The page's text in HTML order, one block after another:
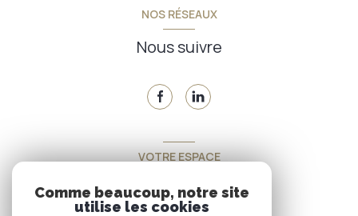
NOS RÉSEAUX
Nous suivre
VOTRE ESPACE
Espace propriétaire
Comme beaucoup, notre site
utilise les cookies